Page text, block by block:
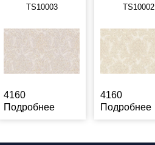
TS10003
4160
Подробнее
TS10002
4160
Подробнее